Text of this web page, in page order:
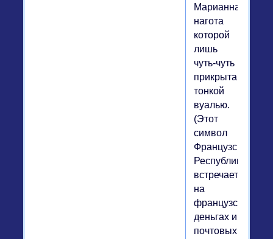
Марианна,
нагота
которой
лишь
чуть-чуть
прикрыта
тонкой
вуалью.
(Этот
символ
Французской
Республики
встречается
на
французских
деньгах и
почтовых